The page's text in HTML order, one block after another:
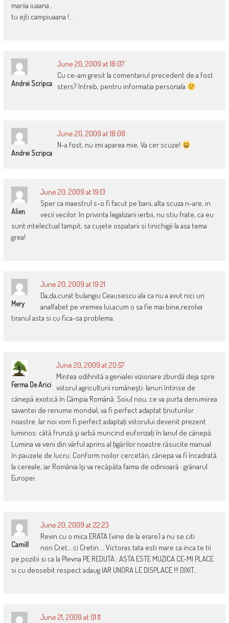
mariia iuaana ,
tu ejti campiuaana !…
Andrei Scripca
June 20, 2009 at 18:07
Cu ce-am gresit la comentariul precedent de a fost
sters? Intreb, pentru informatia personala
Andrei Scripca
June 20, 2009 at 18:08
N-a fost, nu imi aparea mie. Va cer scuze!
Alien
June 20, 2009 at 19:13
Sper ca maestrul s-o fi facut pe bani, alta scuza n-are, in
vecii vecilor. In privinta legalizarii ierbii, nu stiu frate, ca eu
sunt intelectual tampit, sa cujete ospatarii si tinichigii la asa tema
grea!
Mery
June 20, 2009 at 19:21
Da,da,curat bulangiu Ceausescu ala ca nu a avut nici un
analfabet pe vremea lui,acum o sa fie mai bine,rezolva
tiranul asta si cu fica-sa problema.
Ferma De Arici
June 20, 2009 at 20:57
Mintea odihnită a genialei vizionare zburdă deja spre
viitorul agriculturii româneşti: lanuri întinse de
cânepă exotică în Câmpia Română. Soiul nou, ce va purta denumirea
savantei de renume mondial, va fi perfect adaptat ţinuturilor
noastre. Iar noi vom fi perfect adaptaţi viitorului devenit prezent
luminos: câtă frunză şi iarbă muncind euforizaţi în lanul de cânepă.
Lumina va veni din vârful aprins al ţigărilor noastre răsucite manual
în pauzele de lucru. Conform noilor cercetări, cânepa va fi încadrată
la cereale, iar România îşi va recăpăta faima de odinioară : grânarul
Europei.
Camill
June 20, 2009 at 22:23
Revin cu o mica ERATA (vine de la erare) a nu se citi
non Cret… ci Cretin…. Victoras tata esti mare ca inca te tii
pe pozitii si ca la Plevna PE REDUTA : ASTA ESTE MUZICA CE-MI PLACE
si cu deosebit respect adaug IAR UNORA LE DISPLACE !!! DIXIT…
June 21, 2009 at 01:11